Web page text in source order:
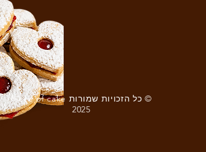
© כל הזכויות שמורות Piece of cake
2025